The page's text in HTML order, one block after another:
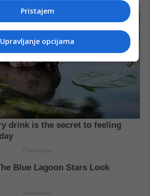
Pristajem
Upravljanje opcijama